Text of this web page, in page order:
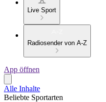
Live Sport
Radiosender von A-Z
App öffnen
Alle Inhalte
Beliebte Sportarten